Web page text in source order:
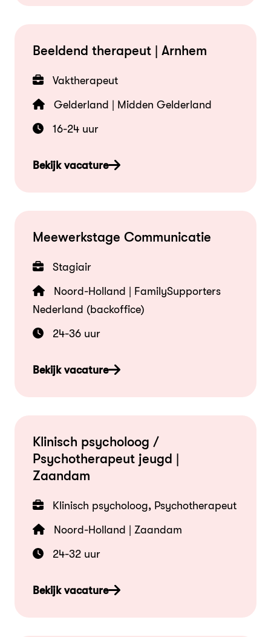
Beeldend therapeut | Arnhem
Vaktherapeut
Gelderland | Midden Gelderland
16-24 uur
Bekijk vacature
Meewerkstage Communicatie
Stagiair
Noord-Holland | FamilySupporters
Nederland (backoffice)
24-36 uur
Bekijk vacature
Klinisch psycholoog /
Psychotherapeut jeugd |
Zaandam
Klinisch psycholoog, Psychotherapeut
Noord-Holland | Zaandam
24-32 uur
Bekijk vacature